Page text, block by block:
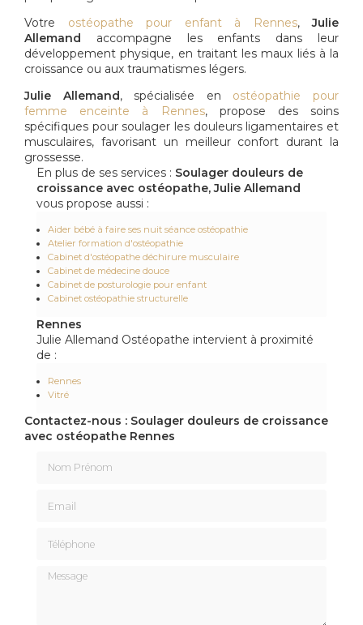
Votre ostéopathe pour enfant à Rennes,Julie
Allemand accompagne les enfants dans leur
développement physique, en traitant les maux liés à la
croissance ou aux traumatismes légers.
Julie Allemand, spécialisée en ostéopathie pour
femme enceinte à Rennes, propose des soins
spécifiques pour soulager les douleurs ligamentaires et
musculaires, favorisant un meilleur confort durant la
grossesse.
En plus de ses services : Soulager douleurs de
croissance avec ostéopathe, Julie Allemand
vous propose aussi :
Aider bébé à faire ses nuit séance ostéopathie
Atelier formation d'ostéopathie
Cabinet d'ostéopathe déchirure musculaire
Cabinet de médecine douce
Cabinet de posturologie pour enfant
Cabinet ostéopathie structurelle
Rennes
Julie Allemand Ostéopathe intervient à proximité
de :
Rennes
Vitré
Contactez-nous : Soulager douleurs de croissance
avec ostéopathe Rennes
Message